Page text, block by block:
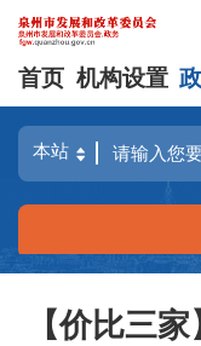
首页 机构设置
【价比三